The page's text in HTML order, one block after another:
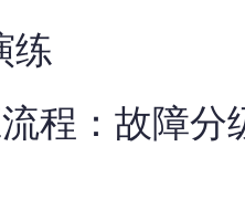
练
程：故障